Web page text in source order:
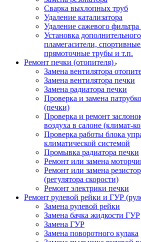
Сварка выхлопных труб
Удаление катализатора
Удаление сажевого
Установка
пламегасители,
прямоточные трубы и т.п.
Ремонт печки (отопителя)
Замена вентилятора
Замена вентилятора печки
Замена радиатора печки
Проверка и замена
(печки)
Проверка и ремонт
воздуха в салоне (климат-
Проверка работы блока
климатической системой
Промывка радиатора печки
Ремонт или замена
Ремонт или замена
(регулятора скорости)
Ремонт электрики печки
Ремонт рулевой рейки и ГУР
Замена рулевой рейки
Замена бачка жидкости ГУР
Замена ГУР
Замена поворотного кулака